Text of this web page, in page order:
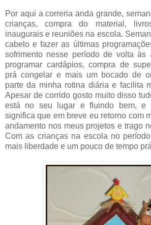
Por aqui a correria anda grande,
crianças, compra do material,
inaugurais e reuniões na escola.
cabelo e fazer as últimas
sofrimento nesse período de volta às
programar cardápios, compra de
prá congelar e mais um bocado de
parte da minha rotina diária e facilita
Apesar de corrido gosto muito disso
está no seu lugar e fluindo bem, e
significa que em breve eu retorno com
andamento nos meus projetos e trago
Com as crianças na escola no
mais liberdade e um pouco de tempo